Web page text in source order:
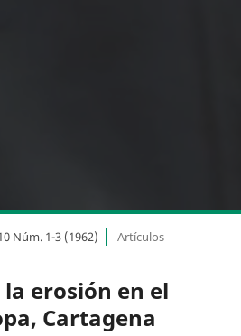
Núm. 1-3 (1962) Artículos
erosión en el
Cartagena